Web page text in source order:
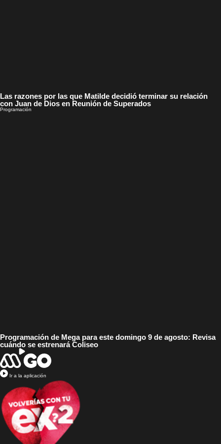
Las razones por las que Matilde decidió terminar su relación
con Juan de Dios en Reunión de Superados
Programación
Programación de Mega para este domingo 9 de agosto: Revisa
cuándo se estrenará Coliseo
Ir a la aplicación